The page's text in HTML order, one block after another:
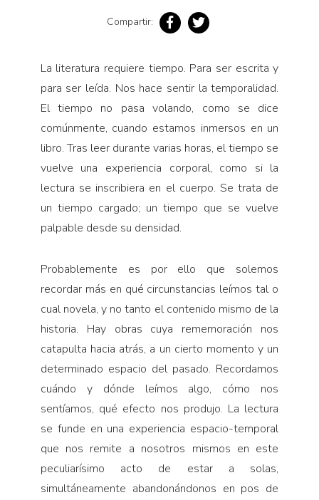
Compartir:
La literatura requiere tiempo. Para ser escrita y
para ser leída. Nos hace sentir la temporalidad.
El tiempo no pasa volando, como se dice
comúnmente, cuando estamos inmersos en un
libro. Tras leer durante varias horas, el tiempo se
vuelve una experiencia corporal, como si la
lectura se inscribiera en el cuerpo. Se trata de
un tiempo cargado; un tiempo que se vuelve
palpable desde su densidad.
Probablemente es por ello que solemos
recordar más en qué circunstancias leímos tal o
cual novela, y no tanto el contenido mismo de la
historia. Hay obras cuya rememoración nos
catapulta hacia atrás, a un cierto momento y un
determinado espacio del pasado. Recordamos
cuándo y dónde leímos algo, cómo nos
sentíamos, qué efecto nos produjo. La lectura
se funde en una experiencia espacio-temporal
que nos remite a nosotros mismos en este
peculiarísimo acto de estar a solas,
simultáneamente abandonándonos en pos de